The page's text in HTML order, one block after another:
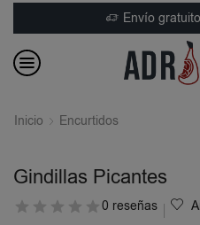
Envío
Inicio Encurtidos
Gindillas Picantes
0 reseñas